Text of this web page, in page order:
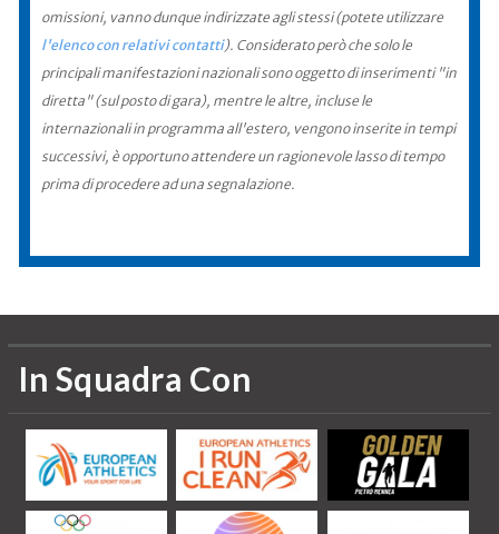
omissioni, vanno dunque indirizzate agli stessi (potete utilizzare
l'elenco con relativi contatti). Considerato però che solo le
principali manifestazioni nazionali sono oggetto di inserimenti "in
diretta" (sul posto di gara), mentre le altre, incluse le
internazionali in programma all'estero, vengono inserite in tempi
successivi, è opportuno attendere un ragionevole lasso di tempo
prima di procedere ad una segnalazione.
In Squadra Con